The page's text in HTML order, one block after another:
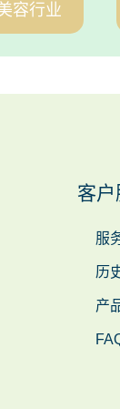
容行业
客户
服
历
产